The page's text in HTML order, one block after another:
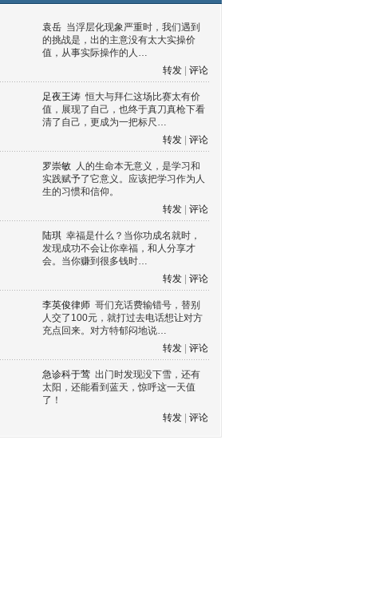
袁岳 当浮层化现象严重时，我们遇到
的挑战是，出的主意没有太大实操价
值，从事实际操作的人…
转发
评论
足夜王涛 恒大与拜仁这场比赛太有价
值，展现了自己，也终于真刀真枪下看
清了自己，更成为一把标尺…
转发
评论
罗崇敏 人的生命本无意义，是学习和
实践赋予了它意义。应该把学习作为人
生的习惯和信仰。
转发
评论
陆琪 幸福是什么？当你功成名就时，
发现成功不会让你幸福，和人分享才
会。当你赚到很多钱时…
转发
评论
李英俊律师 哥们充话费输错号，替别
人交了100元，就打过去电话想让对方
充点回来。对方特郁闷地说…
转发
评论
急诊科于莺 出门时发现没下雪，还有
太阳，还能看到蓝天，惊呼这一天值
了！
转发
评论